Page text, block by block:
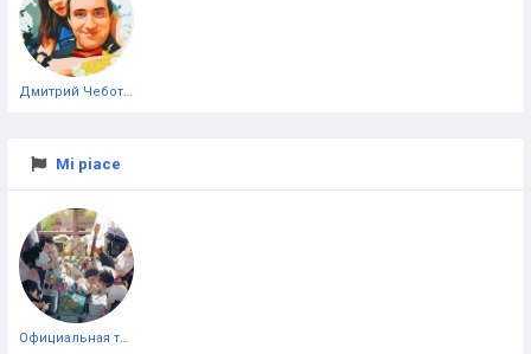
Дмитрий Чеботарёв
Mi piace
Официальная тестовая страница